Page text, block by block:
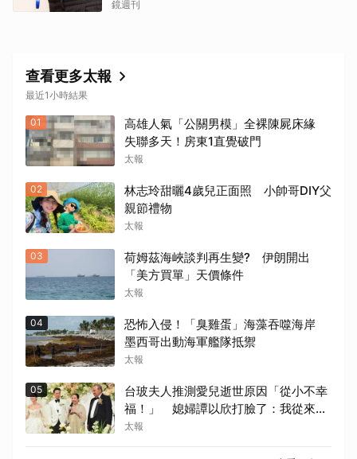
鏡週刊
查看更多太報
最近1小時結果
01
高雄人氣「公關男模」全裸陳屍床緣
失聯多天！房東1直覺破門
太報
02
林志玲甜曬4歲兒正面照 小帥哥DIY父
親節禮物
太報
03
荷姆茲海峽談判再生變? 伊朗開出
「美方買單」天價條件
太報
04
恐怖入侵！「臭雞蛋」海藻吞噬海岸
墨西哥出動海軍艦隊抵禦
太報
05
台玻夫人推測愛兒逝世原因「從小不幸
福！」 媳婦譚以欣打臉了：我從來不
相信
太報